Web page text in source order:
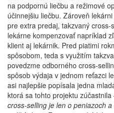
na podpornú liečbu a režimové
účinnejšiu liečbu. Zároveň
pre extra predaj, takzvaný
lekárne kompenzovať napríklad
klient aj lekárnik. Pred piatimi
spôsobom, teda s využitím
povedzme odborného cross-
spôsob výdaja v jednom reťazci
asi najlepšie popísala jedna
ktorá sa tohto projektu zúčastnila
cross-selling je len o peniazoch